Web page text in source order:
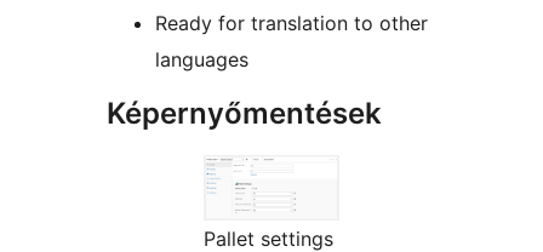
Ready for translation to other
languages
Képernyőmentések
Pallet settings